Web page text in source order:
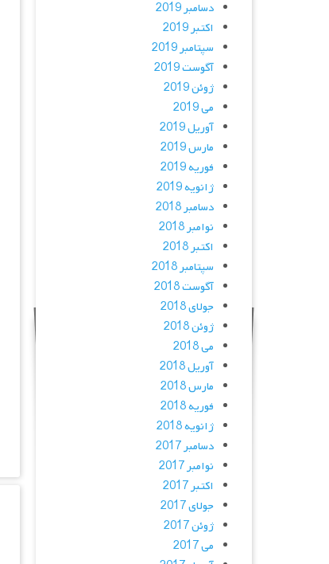
دسامبر 2019
اکتبر 2019
سپتامبر 2019
آگوست 2019
ژوئن 2019
می 2019
آوریل 2019
مارس 2019
فوریه 2019
ژانویه 2019
دسامبر 2018
نوامبر 2018
اکتبر 2018
سپتامبر 2018
آگوست 2018
جولای 2018
ژوئن 2018
می 2018
آوریل 2018
مارس 2018
فوریه 2018
ژانویه 2018
دسامبر 2017
نوامبر 2017
اکتبر 2017
جولای 2017
ژوئن 2017
می 2017